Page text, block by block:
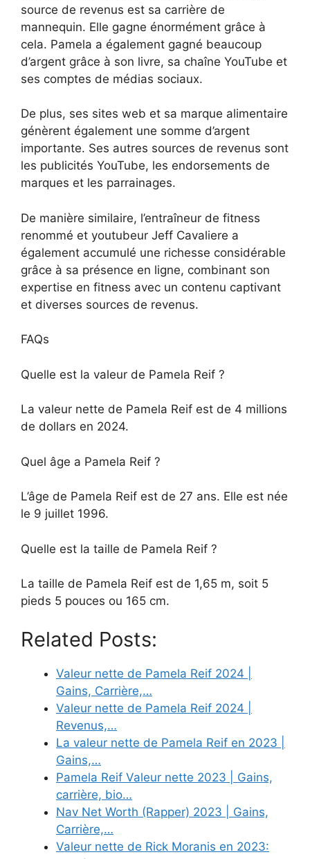
source de revenus est sa carrière de
mannequin. Elle gagne énormément grâce à
cela. Pamela a également gagné beaucoup
d’argent grâce à son livre, sa chaîne YouTube et
ses comptes de médias sociaux.
De plus, ses sites web et sa marque alimentaire
génèrent également une somme d’argent
importante. Ses autres sources de revenus sont
les publicités YouTube, les endorsements de
marques et les parrainages.
De manière similaire, l’entraîneur de fitness
renommé et youtubeur Jeff Cavaliere a
également accumulé une richesse considérable
grâce à sa présence en ligne, combinant son
expertise en fitness avec un contenu captivant
et diverses sources de revenus.
FAQs
Quelle est la valeur de Pamela Reif ?
La valeur nette de Pamela Reif est de 4 millions
de dollars en 2024.
Quel âge a Pamela Reif ?
L’âge de Pamela Reif est de 27 ans. Elle est née
le 9 juillet 1996.
Quelle est la taille de Pamela Reif ?
La taille de Pamela Reif est de 1,65 m, soit 5
pieds 5 pouces ou 165 cm.
Related Posts:
Valeur nette de Pamela Reif 2024 |
Gains, Carrière,…
Valeur nette de Pamela Reif 2024 |
Revenus,…
La valeur nette de Pamela Reif en 2023 |
Gains,…
Pamela Reif Valeur nette 2023 | Gains,
carrière, bio…
Nav Net Worth (Rapper) 2023 | Gains,
Carrière,…
Valeur nette de Rick Moranis en 2023: